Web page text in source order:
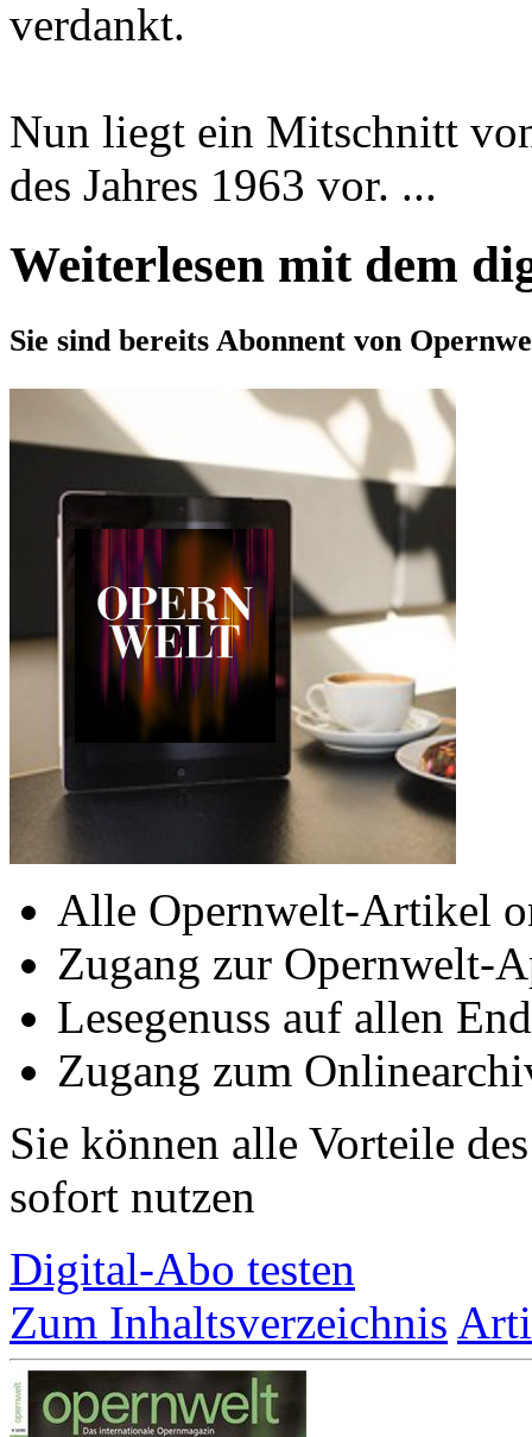
verdankt.
Nun liegt ein Mitschnitt
des Jahres 1963 vor. ...
Weiterlesen mit dem
Sie sind bereits Abonnent von
Alle Opernwelt-Artikel
Zugang zur Opernwelt-
Lesegenuss auf allen
Zugang zum
Sie können alle Vorteile
sofort nutzen
Digital-Abo testen
Zum Inhaltsverzeichnis